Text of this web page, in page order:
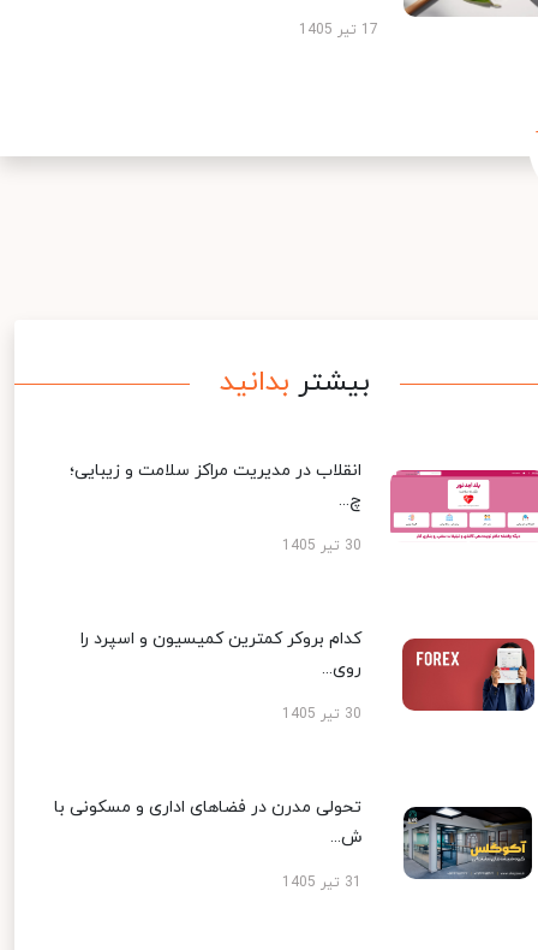
17 تیر 1405
بیشتر بدانید
انقلاب در مدیریت مراکز سلامت و زیبایی؛
چ...
30 تیر 1405
کدام بروکر کمترین کمیسیون و اسپرد را
روی...
30 تیر 1405
تحولی مدرن در فضاهای اداری و مسکونی با
ش...